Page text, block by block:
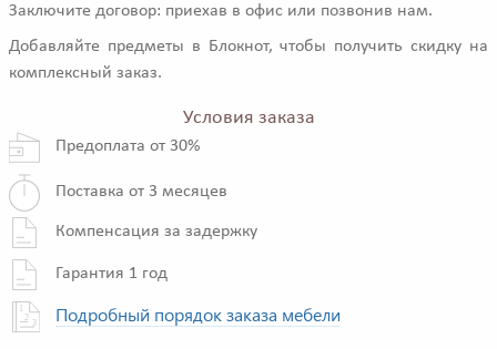
Заключите договор: приехав в офис или позвонив нам.
Добавляйте предметы в Блокнот, чтобы получить скидку на
комплексный заказ.
Условия заказа
Предоплата от 30%
Поставка от 3 месяцев
Компенсация за задержку
Гарантия 1 год
Подробный порядок заказа мебели